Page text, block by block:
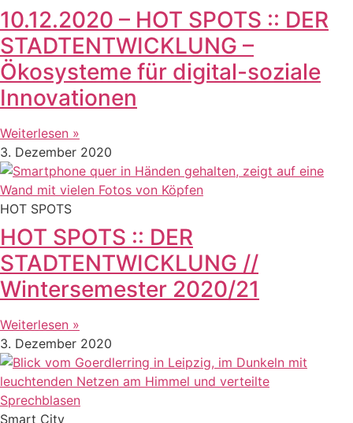
10.12.2020 – HOT SPOTS :: DER
STADTENTWICKLUNG –
Ökosysteme für digital-soziale
Innovationen
Weiterlesen »
3. Dezember 2020
HOT SPOTS
HOT SPOTS :: DER
STADTENTWICKLUNG //
Wintersemester 2020/21
Weiterlesen »
3. Dezember 2020
Smart City